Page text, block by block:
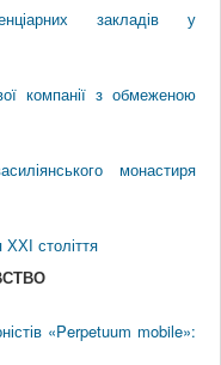
закладів у
компанії з обмеженою
монастиря
ХХІ століття
«Perpetuum mobile»: